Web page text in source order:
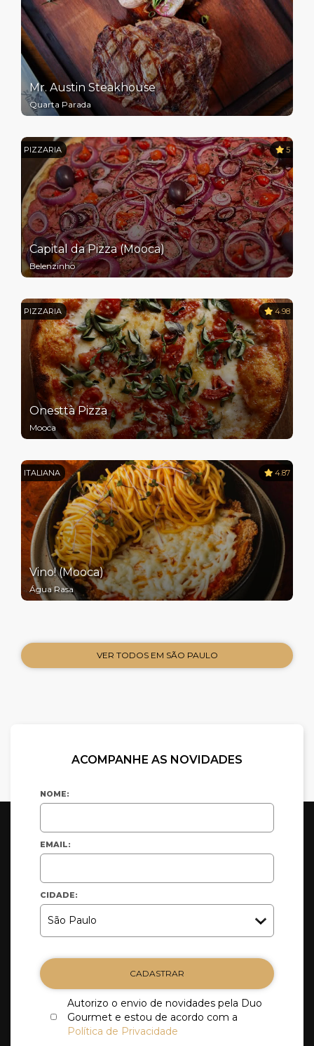
Mr. Austin Steakhouse
Quarta Parada
PIZZARIA 5
Capital da Pizza (Mooca)
Belenzinho
PIZZARIA 4.98
Onesttà Pizza
Mooca
ITALIANA 4.87
Vino! (Mooca)
Água Rasa
VER TODOS EM SÃO PAULO
ACOMPANHE AS NOVIDADES
NOME:
EMAIL:
CIDADE:
CADASTRAR
Autorizo o envio de novidades pela Duo
Gourmet e estou de acordo com a
Política de Privacidade